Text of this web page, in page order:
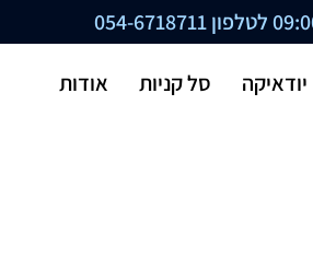
054-6718711
יודאיקה סל קניות אודות